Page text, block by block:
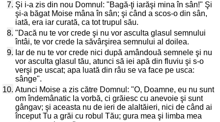
7. Şi i-a zis din nou Domnul: "Bagă-ţi iarăşi mina în sân!" Şi
şi-a băgat Moise mâna în sân; şi când a scos-o din sân,
iată, era iar curată, ca tot trupul său.
8. "Dacă nu te vor crede şi nu vor asculta glasul semnului
întâi, te vor crede la săvârşirea semnului al doilea.
9. Iar de nu te vor crede nici după amândouă semnele şi nu
vor asculta glasul tău, atunci să iei apă din fluviu şi s-o
verşi pe uscat; apa luată din râu se va face pe usca:
sânge".
10. Atunci Moise a zis către Domnul: "O, Doamne, eu nu sunt
om îndemânatic la vorbă, ci grăiesc cu anevoie şi sunt
gângav; şi aceasta nu de ieri de alaltăieri, nici de când ai
început Tu a grăi cu robul Tău; gura mea şi limba mea